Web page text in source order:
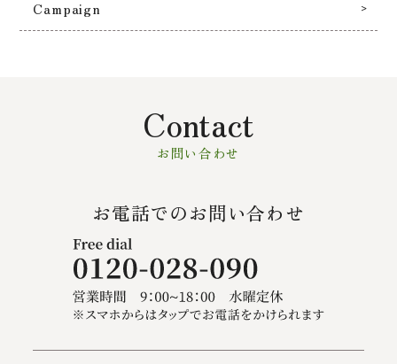
Campaign
Contact
お問い合わせ
お電話でのお問い合わせ